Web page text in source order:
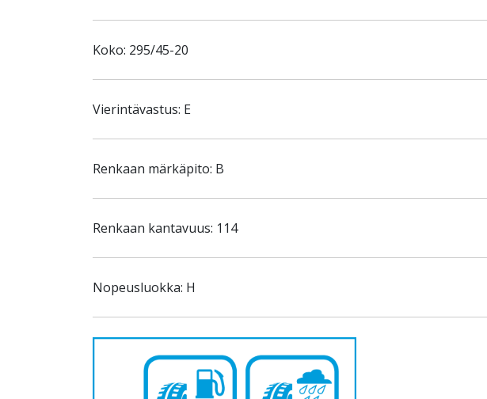
Koko: 295/45-20
Vierintävastus: E
Renkaan märkäpito: B
Renkaan kantavuus: 114
Nopeusluokka: H